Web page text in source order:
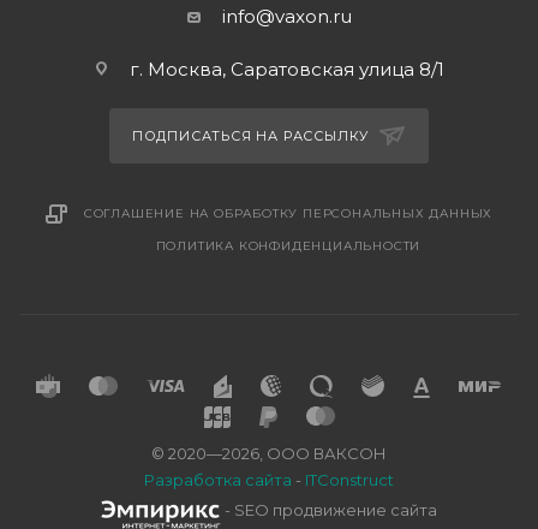
info@vaxon.ru
г. Москва, Саратовская улица 8/1
ПОДПИСАТЬСЯ НА РАССЫЛКУ
СОГЛАШЕНИЕ НА ОБРАБОТКУ ПЕРСОНАЛЬНЫХ ДАННЫХ
ПОЛИТИКА КОНФИДЕНЦИАЛЬНОСТИ
© 2020—2026, ООО ВАКСОН
Разработка сайта - ITConstruct
- SEO продвижение сайта